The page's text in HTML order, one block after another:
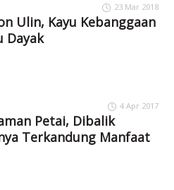
23 Mar 2018
Ulin, Kayu Kebanggaan
Dayak
4 Apr 2017
Petai, Dibalik
Terkandung Manfaat